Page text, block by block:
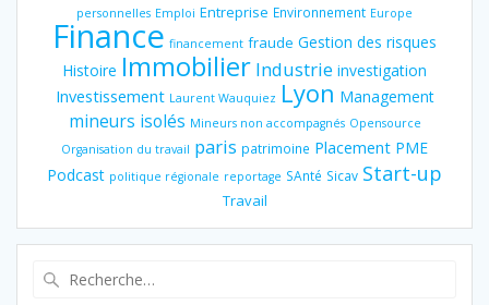
personnelles Emploi Entreprise Environnement Europe
Finance financement fraude Gestion des risques
Histoire Immobilier Industrie investigation
Investissement Laurent Wauquiez Lyon Management
mineurs isolés Mineurs non accompagnés Opensource
Organisation du travail paris patrimoine Placement PME
Podcast politique régionale reportage SAnté Sicav Start-up
Travail